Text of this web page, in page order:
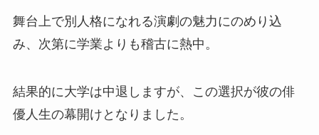
舞台上で別人格になれる演劇の魅力にのめり込
み、次第に学業よりも稽古に熱中。
結果的に大学は中退しますが、この選択が彼の俳
優人生の幕開けとなりました。